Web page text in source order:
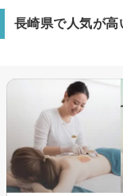
長崎県で人気が